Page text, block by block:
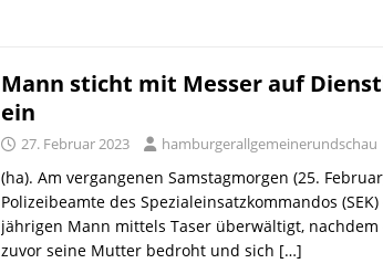
Mann sticht mit Messer auf
ein
27. Februar 2023 hamburgerallgemeinerundschau
(ha). Am vergangenen Samstagmorgen (25.
Polizeibeamte des Spezialeinsatzkommandos
jährigen Mann mittels Taser überwältigt, nachdem
zuvor seine Mutter bedroht und sich […]